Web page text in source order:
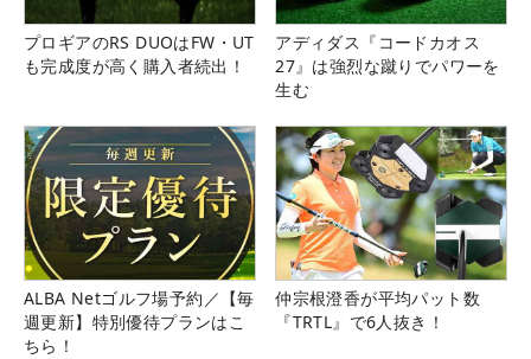
プロギアのRS DUOはFW・UT
も完成度が高く購入者続出！
アディダス『コードカオス
27』は強烈な蹴りでパワーを
生む
ALBA Netゴルフ場予約／【毎
週更新】特別優待プランはこ
ちら！
仲宗根澄香が平均パット数
『TRTL』で6人抜き！